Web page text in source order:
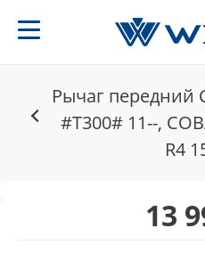
Рычаг передний
#T300# 11--,
R4
13